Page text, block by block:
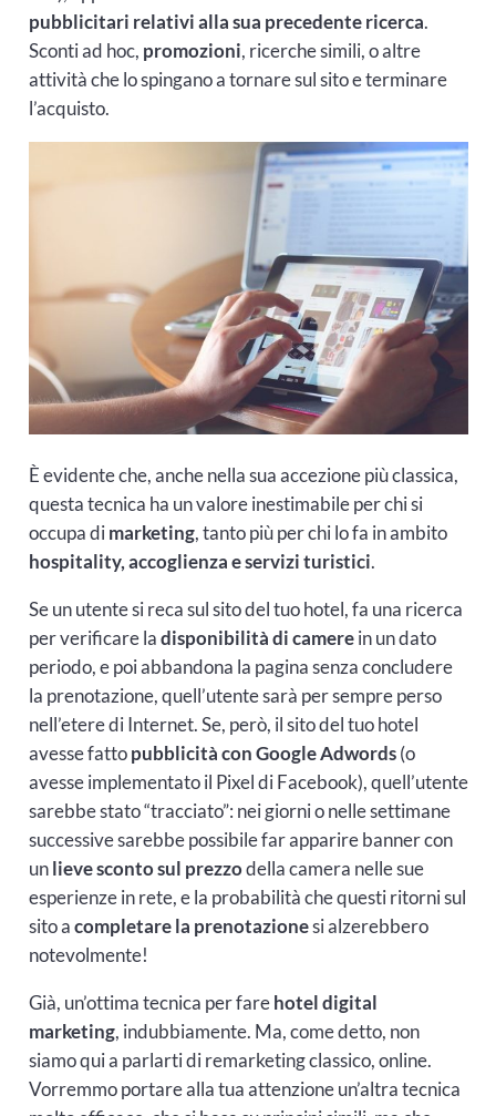
pubblicitari relativi alla sua precedente ricerca.
Sconti ad hoc, promozioni, ricerche simili, o altre
attività che lo spingano a tornare sul sito e terminare
l’acquisto.
È evidente che, anche nella sua accezione più classica,
questa tecnica ha un valore inestimabile per chi si
occupa dimarketing, tanto più per chi lo fa in ambito
hospitality, accoglienza e servizi turistici.
Se un utente si reca sul sito del tuo hotel, fa una ricerca
per verificare ladisponibilità di camerein un dato
periodo, e poi abbandona la pagina senza concludere
la prenotazione, quell’utente sarà per sempre perso
nell’etere di Internet. Se, però, il sito del tuo hotel
avesse fattopubblicità con Google Adwords(o
avesse implementato il Pixel di Facebook), quell’utente
sarebbe stato “tracciato”: nei giorni o nelle settimane
successive sarebbe possibile far apparire banner con
unlieve sconto sul prezzodella camera nelle sue
esperienze in rete, e la probabilità che questi ritorni sul
sito acompletare la prenotazionesi alzerebbero
notevolmente!
Già, un’ottima tecnica per farehotel digital
marketing, indubbiamente. Ma, come detto, non
siamo qui a parlarti di remarketing classico, online.
Vorremmo portare alla tua attenzione un’altra tecnica